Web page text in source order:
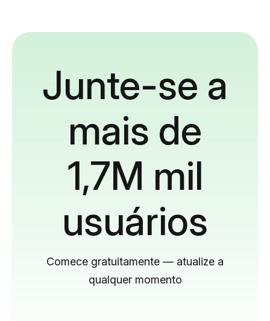
Junte-se a
mais de
1,7M mil
usuários
Comece gratuitamente — atualize a
qualquer momento